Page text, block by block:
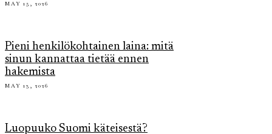
MAY 15, 2026
Pieni henkilökohtainen laina: mitä
sinun kannattaa tietää ennen
hakemista
MAY 13, 2026
Luopuuko Suomi käteisestä?